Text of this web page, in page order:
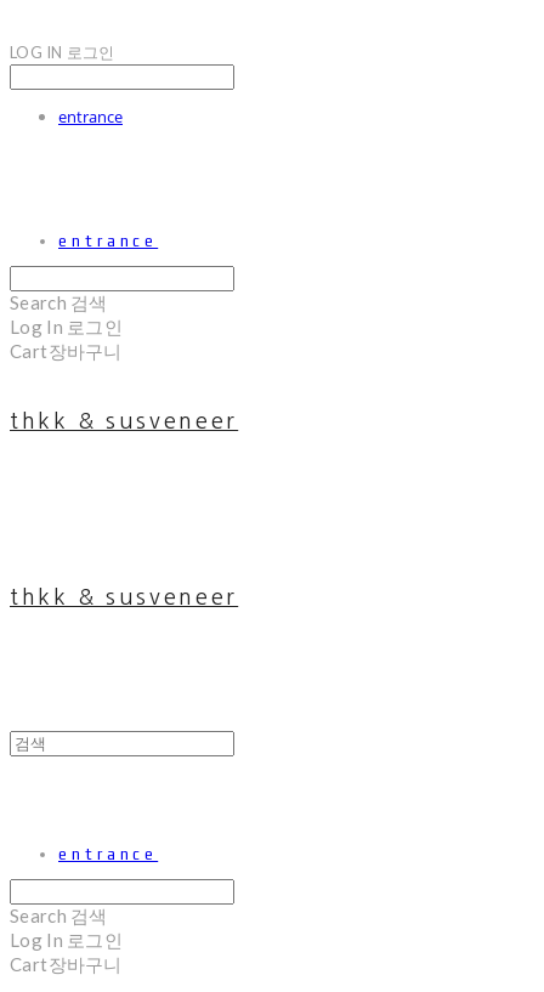
LOG IN 로그인
entrance
entrance
Search 검색
Log In 로그인
Cart장바구니
thkk & susveneer
thkk & susveneer
entrance
Search 검색
Log In 로그인
Cart장바구니